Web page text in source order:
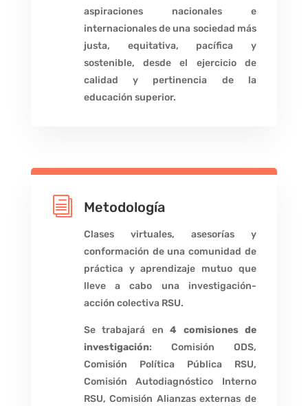
aspiraciones nacionales e
internacionales de una sociedad más
justa, equitativa, pacífica y
sostenible, desde el ejercicio de
calidad y pertinencia de la
educación superior.
i Metodología
Clases virtuales, asesorías y
conformación de una comunidad de
práctica y aprendizaje mutuo que
lleve a cabo una investigación-
acción colectiva RSU.
Se trabajará en4 comisiones de
investigación: Comisión ODS,
Comisión Política Pública RSU,
Comisión Autodiagnóstico Interno
RSU, Comisión Alianzas externas de